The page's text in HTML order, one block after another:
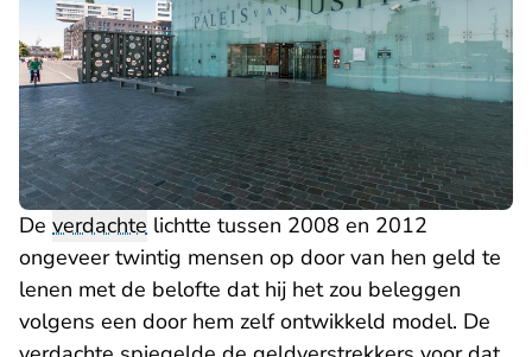
De verdachte lichtte tussen 2008 en 2012
ongeveer twintig mensen op door van hen geld te
lenen met de belofte dat hij het zou beleggen
volgens een door hem zelf ontwikkeld model. De